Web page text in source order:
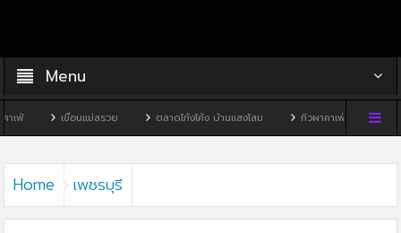
Menu
อนแม่สรวย ตลาดโก้งโค้ง บ้านแสงโสม ทิวผาคาเฟ่ บ้านพิพิธภัณฑ์ไทดำ
Home เพชรบุรี